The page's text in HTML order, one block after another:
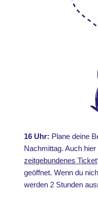
16 Uhr: Plane deine
Nachmittag. Auch
zeitgebundenes Ticket
geöffnet. Wenn du
werden 2 Stunden